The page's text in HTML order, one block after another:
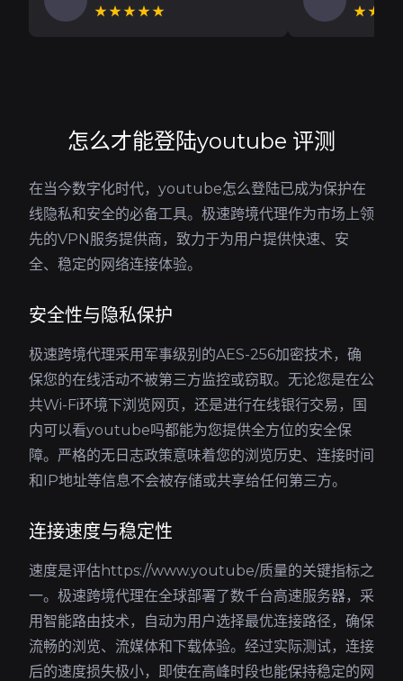
★★★★★
怎么才能登陆youtube 评测
在当今数字化时代，youtube怎么登陆已成为保护在
线隐私和安全的必备工具。极速跨境代理作为市场上领
先的VPN服务提供商，致力于为用户提供快速、安
全、稳定的网络连接体验。
安全性与隐私保护
极速跨境代理采用军事级别的AES-256加密技术，确
保您的在线活动不被第三方监控或窃取。无论您是在公
共Wi-Fi环境下浏览网页，还是进行在线银行交易，国
内可以看youtube吗都能为您提供全方位的安全保
障。严格的无日志政策意味着您的浏览历史、连接时间
和IP地址等信息不会被存储或共享给任何第三方。
连接速度与稳定性
速度是评估https://www.youtube/质量的关键指标之
一。极速跨境代理在全球部署了数千台高速服务器，采
用智能路由技术，自动为用户选择最优连接路径，确保
流畅的浏览、流媒体和下载体验。经过实际测试，连接
后的速度损失极小，即使在高峰时段也能保持稳定的网